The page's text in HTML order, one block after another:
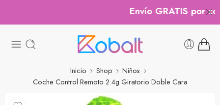
Envío GRATIS por
Inicio Shop
Niños
Coche Control Remoto 2.4g Giratorio Doble Cara